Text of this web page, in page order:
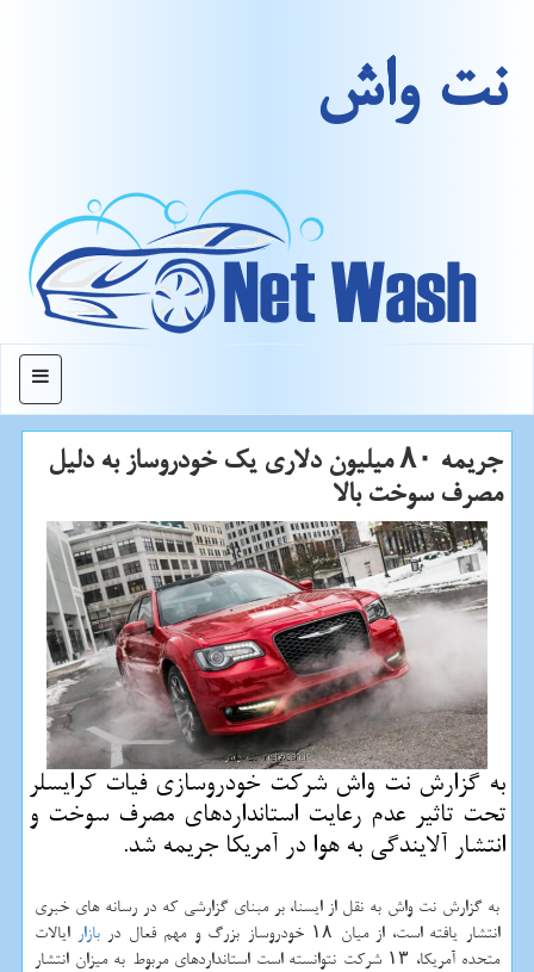
نت واش
منو
جریمه ۸۰ میلیون دلاری یك خودروساز به دلیل
مصرف سوخت بالا
به گزارش نت واش شركت خودروسازی فیات كرایسلر
تحت تاثیر عدم رعایت استانداردهای مصرف سوخت و
انتشار آلایندگی به هوا در آمریكا جریمه شد.
به گزارش نت واش به نقل از ایسنا، بر مبنای گزارشی كه در رسانه های خبری
انتشار یافته است، از میان ۱۸ خودروساز بزرگ و مهم فعال در
بازار ایالات
متحده آمریكا، ۱۳ شركت نتوانسته است استانداردهای مربوط به میزان انتشار